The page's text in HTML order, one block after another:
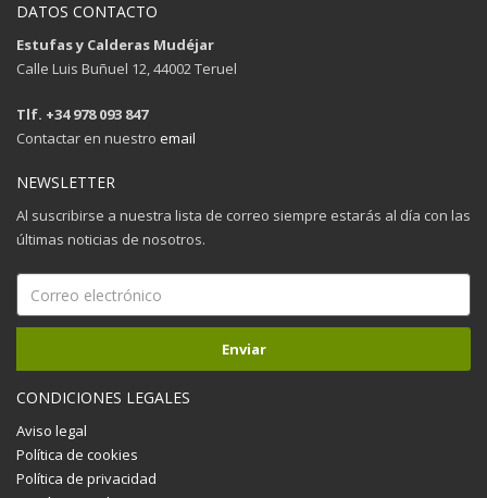
DATOS CONTACTO
Estufas y Calderas Mudéjar
Calle Luis Buñuel 12, 44002 Teruel
Tlf. +34 978 093 847
Contactar en nuestro email
NEWSLETTER
Al suscribirse a nuestra lista de correo siempre estarás al día con las
últimas noticias de nosotros.
CONDICIONES LEGALES
Aviso legal
Política de cookies
Política de privacidad